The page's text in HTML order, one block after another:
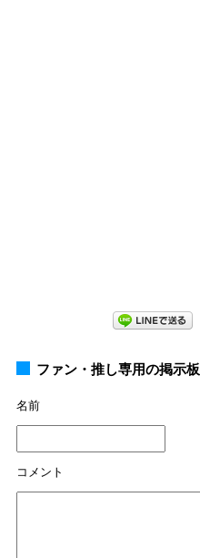
ファン・推し専用の掲示板
名前
コメント